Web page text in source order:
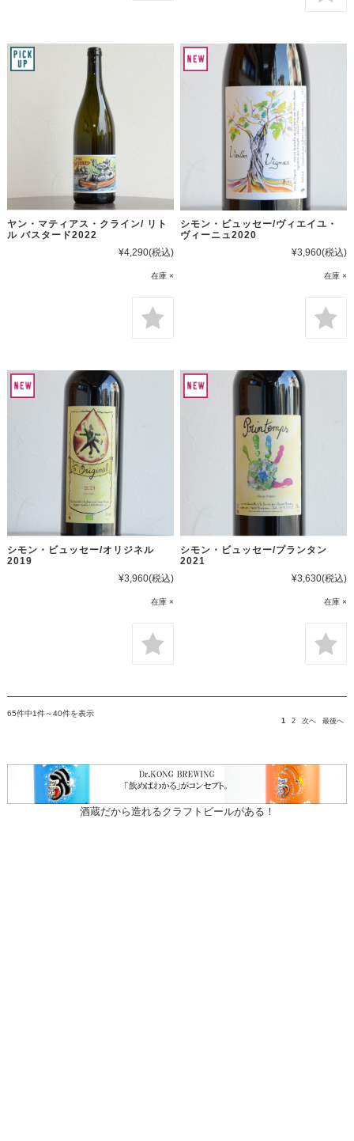
ヤン・マティアス・クライン/ リト
ル バスタード2022
¥4,290(税込)
在庫 ×
シモン・ビュッセー/ヴィエイユ・
ヴィーニュ2020
¥3,960(税込)
在庫 ×
シモン・ビュッセー/オリジネル
2019
¥3,960(税込)
在庫 ×
シモン・ビュッセー/プランタン
2021
¥3,630(税込)
在庫 ×
65件中1件～40件を表示
1 2 次へ 最後へ
酒蔵だから造れるクラフトビールがある！